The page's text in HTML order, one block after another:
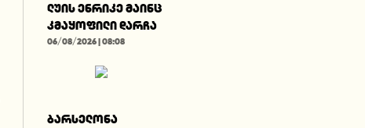
ლუის ენრიკე მაინც
კმაყოფილი დარჩა
06/08/2026 | 08:08
ბარსელონა